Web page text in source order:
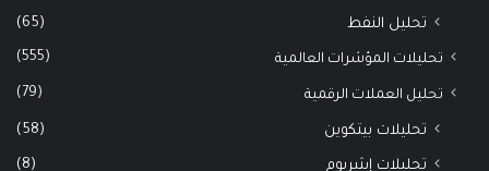
تحليل النفط (65)
تحليلات المؤشرات العالمية (555)
تحليل العملات الرقمية (79)
تحليلات بيتكوين (58)
تحليلات إيثيريوم (8)